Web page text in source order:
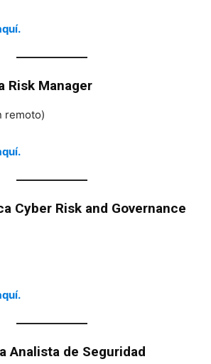
Risk Manager
remoto)
Cyber Risk and Governance
Analista de Seguridad